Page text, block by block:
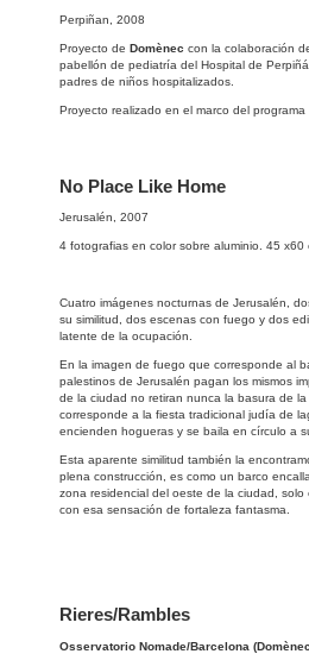
Perpiñan, 2008
Proyecto de Domènec con la colaboración
pabellón de pediatría del Hospital de
padres de niños hospitalizados.
Proyecto realizado en el marco del
No Place Like Home
Jerusalén, 2007
4 fotografias en color sobre aluminio. 45
Cuatro imágenes nocturnas de Jerusalén,
su similitud, dos escenas con fuego y dos
latente de la ocupación.
En la imagen de fuego que corresponde al
palestinos de Jerusalén pagan los mismos
de la ciudad no retiran nunca la basura de
corresponde a la fiesta tradicional judía de
encienden hogueras y se baila en círculo a
Esta aparente similitud también la
plena construcción, es como un barco
zona residencial del oeste de la ciudad,
con esa sensación de fortaleza fantasma.
Rieres/Rambles
Osservatorio Nomade/Barcelona